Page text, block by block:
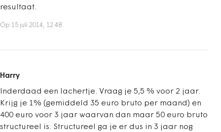
resultaat.
Op 15 juli 2014, 12:48
Harry
Inderdaad een lachertje. Vraag je 5,5 % voor 2 jaar.
Krijg je 1% (gemiddeld 35 euro bruto per maand) en
400 euro voor 3 jaar waarvan dan maar 50 euro bruto
structureel is. Structureel ga je er dus in 3 jaar nog